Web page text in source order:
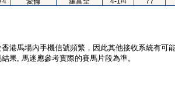
港馬場內手機信號頻繁，因此其他接收系統有可
果, 馬迷應參考實際的賽馬片段為準。